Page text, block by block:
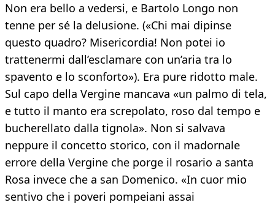
Non era bello a vedersi, e Bartolo Longo non
tenne per sé la delusione. («Chi mai dipinse
questo quadro? Misericordia! Non potei io
trattenermi dall’esclamare con un’aria tra lo
spavento e lo sconforto»). Era pure ridotto male.
Sul capo della Vergine mancava «un palmo di tela,
e tutto il manto era screpolato, roso dal tempo e
bucherellato dalla tignola». Non si salvava
neppure il concetto storico, con il madornale
errore della Vergine che porge il rosario a santa
Rosa invece che a san Domenico. «In cuor mio
sentivo che i poveri pompeiani assai